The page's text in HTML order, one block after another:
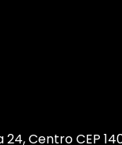
24, Centro CEP